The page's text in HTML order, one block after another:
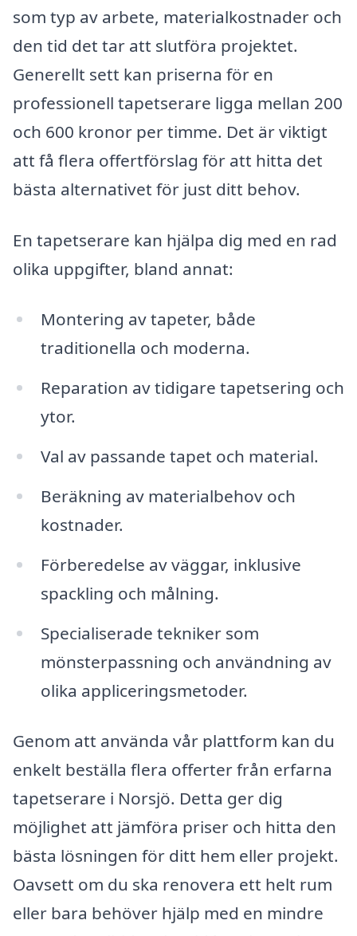
som typ av arbete, materialkostnader och
den tid det tar att slutföra projektet.
Generellt sett kan priserna för en
professionell tapetserare ligga mellan 200
och 600 kronor per timme. Det är viktigt
att få flera offertförslag för att hitta det
bästa alternativet för just ditt behov.
En tapetserare kan hjälpa dig med en rad
olika uppgifter, bland annat:
Montering av tapeter, både
traditionella och moderna.
Reparation av tidigare tapetsering och
ytor.
Val av passande tapet och material.
Beräkning av materialbehov och
kostnader.
Förberedelse av väggar, inklusive
spackling och målning.
Specialiserade tekniker som
mönsterpassning och användning av
olika appliceringsmetoder.
Genom att använda vår plattform kan du
enkelt beställa flera offerter från erfarna
tapetserare i Norsjö. Detta ger dig
möjlighet att jämföra priser och hitta den
bästa lösningen för ditt hem eller projekt.
Oavsett om du ska renovera ett helt rum
eller bara behöver hjälp med en mindre